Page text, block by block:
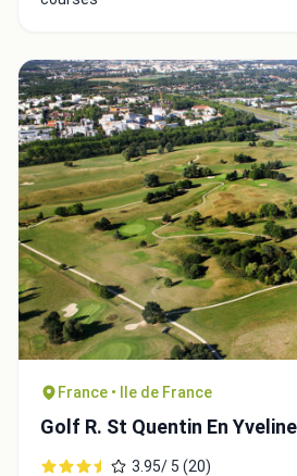
France • Ile de France
Golf R. St Quentin En
3.95/ 5 (20)